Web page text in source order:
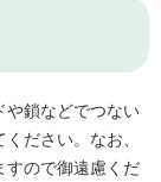
鎖などでつない
ださい。なお、
すので御遠慮くだ